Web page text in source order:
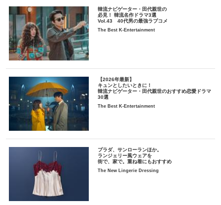
韓流ナビゲーター・田代親世の
必見！ 韓流名作ドラマ3選
Vol.43 40代男の最強ラブコメ
The Best K-Entertainment
【2026年最新】
キュンとしたいときに！
韓流ナビゲーター・田代親世のおすすめ恋愛ドラマ
30選
The Best K-Entertainment
プラダ、サンローランほか。
ランジェリー風ウェアを
街で、家で。重ね着にもおすすめ
The New Lingerie Dressing